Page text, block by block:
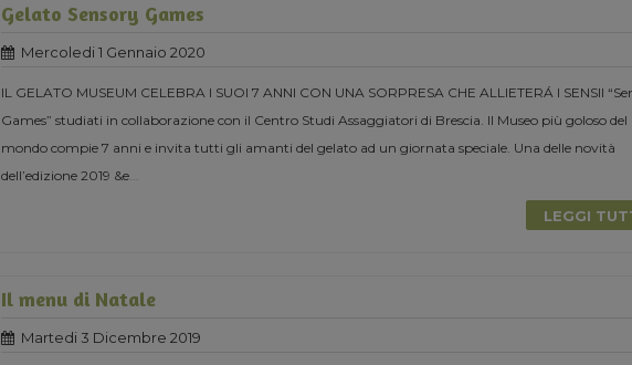
Gelato Sensory Games
Mercoledi 1 Gennaio 2020
IL GELATO MUSEUM CELEBRA I SUOI 7 ANNI CON UNA SORPRESA CHE ALLIETERÁ I SENSII
Games” studiati in collaborazione con il Centro Studi Assaggiatori di Brescia. Il Museo più goloso del
mondo compie 7 anni e invita tutti gli amanti del gelato ad un giornata speciale. Una delle novità
dell’edizione 2019 &e...
LEGGI
Il menu di Natale
Martedi 3 Dicembre 2019